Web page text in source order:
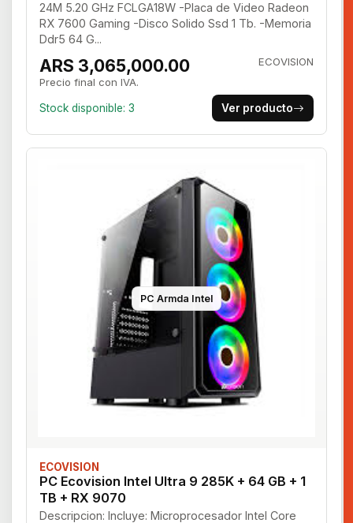
24M 5.20 GHz FCLGA18W -Placa de Video Radeon
RX 7600 Gaming -Disco Solido Ssd 1 Tb. -Memoria
Ddr5 64 G...
ARS 3,065,000.00
Precio final con IVA.
ECOVISION
Stock disponible: 3 Ver producto
PC Armda Intel
ECOVISION
PC Ecovision Intel Ultra 9 285K + 64 GB + 1
TB + RX 9070
Descripcion: Incluye: Microprocesador Intel Core